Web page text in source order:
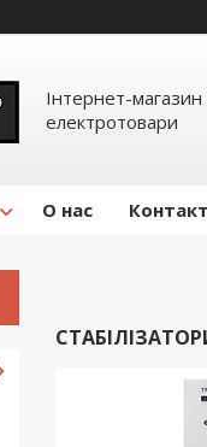
Інтернет-магазин
електротовари
О нас